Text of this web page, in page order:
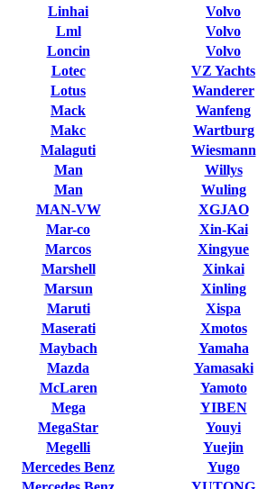
Linhai
Lml
Loncin
Lotec
Lotus
Mack
Makc
Malaguti
Man
Man
MAN-VW
Mar-co
Marcos
Marshell
Marsun
Maruti
Maserati
Maybach
Mazda
McLaren
Mega
MegaStar
Megelli
Mercedes Benz
Volvo
Volvo
Volvo
VZ Yachts
Wanderer
Wanfeng
Wartburg
Wiesmann
Willys
Wuling
XGJAO
Xin-Kai
Xingyue
Xinkai
Xinling
Xispa
Xmotos
Yamaha
Yamasaki
Yamoto
YIBEN
Youyi
Yuejin
Yugo